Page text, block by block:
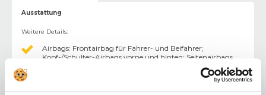
Ausstattung
Weitere Details:
Airbags: Frontairbag für Fahrer- und Beifahrer;
Kopf-/Schulter-Airbags vorne und hinten; Seitenairbags,